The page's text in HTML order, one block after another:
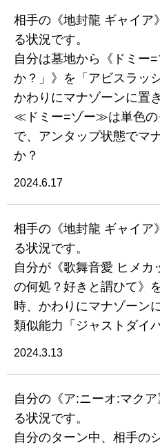
相手の《地封龍 ギャイア
る状況です。
自分は墓地から《ドミー
か？」》を「アビスラッ
かわりにマナゾーンに置
≪ドミー=ゾー≫は単色の
で、アンタップ状態でマ
か？
2024.6.17
相手の《地封龍 ギャイア
る状況です。
自分が《歌舞音愛 ヒメカ
の何処？好きと謂ひて》
時、かわりにマナゾーン
類似能力「ジャストダイバ
2024.3.13
自分の《ア:ニーオ:マク
る状況です。
自分のターン中、相手の